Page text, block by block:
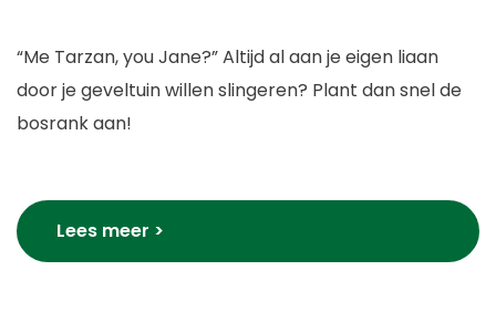
“Me Tarzan, you Jane?” Altijd al aan je eigen liaan
door je geveltuin willen slingeren? Plant dan snel de
bosrank aan!
Lees meer >